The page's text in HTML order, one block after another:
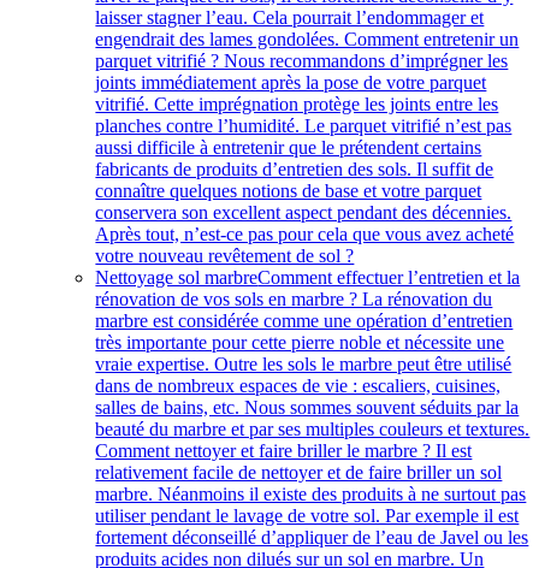
laisser stagner l’eau. Cela pourrait l’endommager et
engendrait des lames gondolées. Comment entretenir un
parquet vitrifié ? Nous recommandons d’imprégner les
joints immédiatement après la pose de votre parquet
vitrifié. Cette imprégnation protège les joints entre les
planches contre l’humidité. Le parquet vitrifié n’est pas
aussi difficile à entretenir que le prétendent certains
fabricants de produits d’entretien des sols. Il suffit de
connaître quelques notions de base et votre parquet
conservera son excellent aspect pendant des décennies.
Après tout, n’est-ce pas pour cela que vous avez acheté
votre nouveau revêtement de sol ?
Nettoyage sol marbreComment effectuer l’entretien et la
rénovation de vos sols en marbre ? La rénovation du
marbre est considérée comme une opération d’entretien
très importante pour cette pierre noble et nécessite une
vraie expertise. Outre les sols le marbre peut être utilisé
dans de nombreux espaces de vie : escaliers, cuisines,
salles de bains, etc. Nous sommes souvent séduits par la
beauté du marbre et par ses multiples couleurs et textures.
Comment nettoyer et faire briller le marbre ? Il est
relativement facile de nettoyer et de faire briller un sol
marbre. Néanmoins il existe des produits à ne surtout pas
utiliser pendant le lavage de votre sol. Par exemple il est
fortement déconseillé d’appliquer de l’eau de Javel ou les
produits acides non dilués sur un sol en marbre. Un